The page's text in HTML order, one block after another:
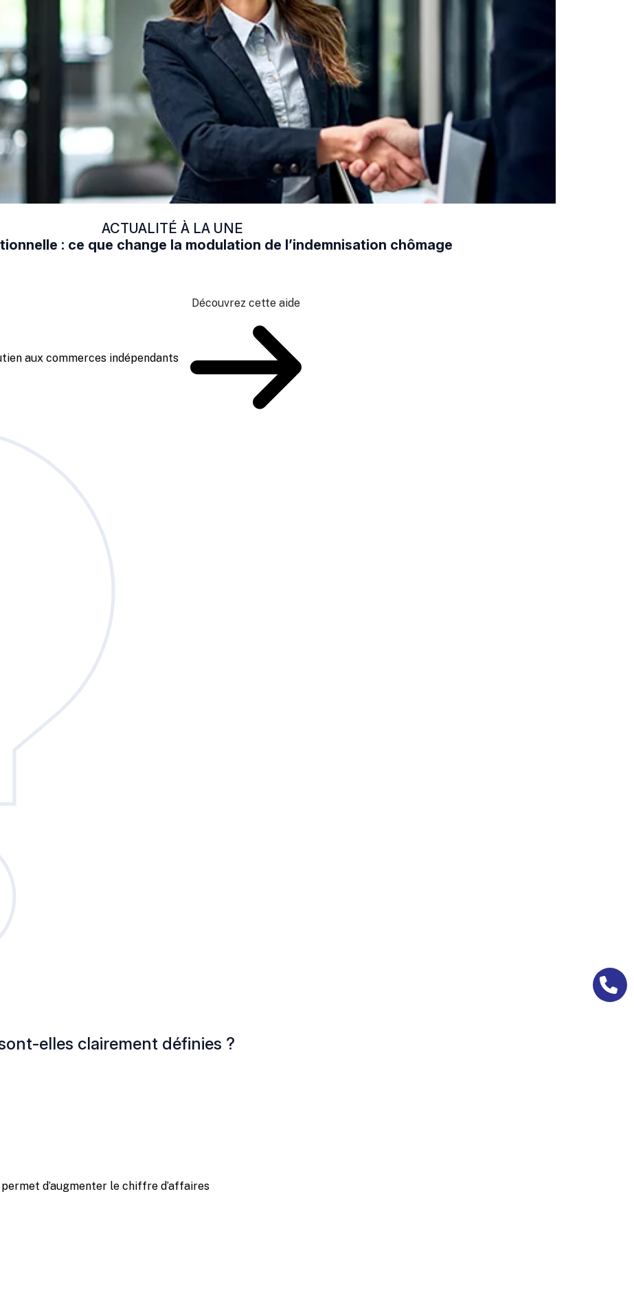
ACTUALITÉ À LA UNE
: ce que change la modulation de l’indemnisation chômage
aux commerces indépendants
Découvrez cette aide
elles clairement définies ?
d’augmenter le chiffre d’affaires